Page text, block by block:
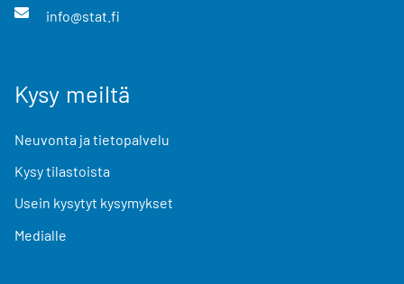
info@stat.fi
Kysy meiltä
Neuvonta ja tietopalvelu
Kysy tilastoista
Usein kysytyt kysymykset
Medialle